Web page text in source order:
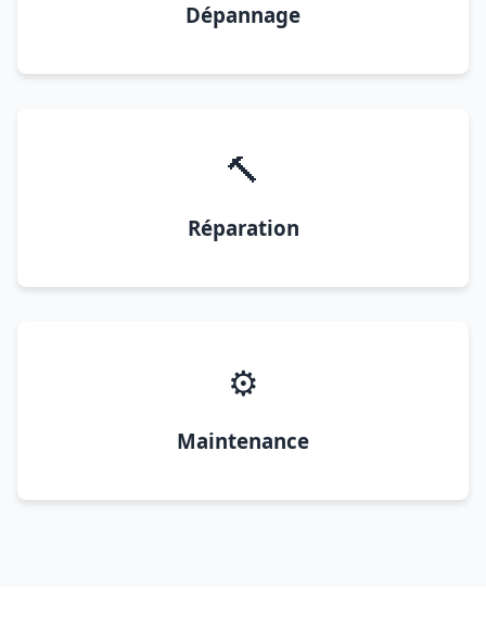
Dépannage
🔨
Réparation
⚙️
Maintenance